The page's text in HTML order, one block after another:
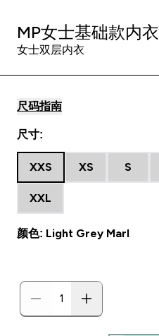
MP女士基础款内衣
女士双层内衣
尺码指南
尺寸:
XXS XS S
XXL
颜色: Light Grey Marl